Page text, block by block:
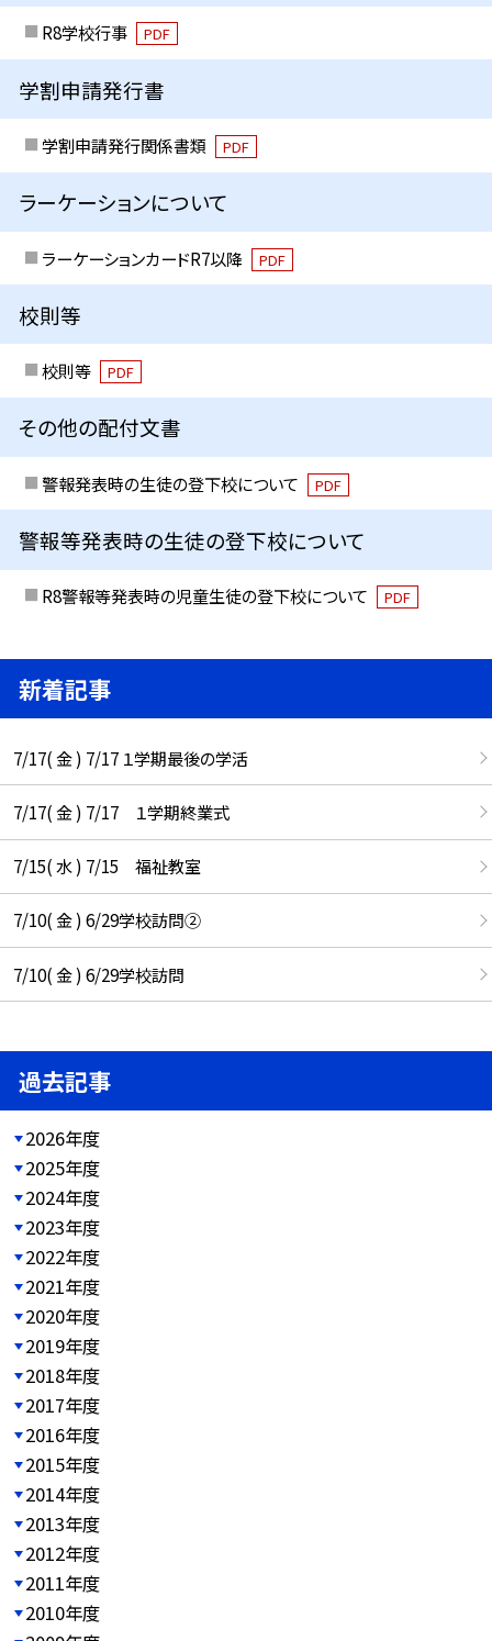
R8学校行事 PDF
学割申請発行書
学割申請発行関係書類 PDF
ラーケーションについて
ラーケーションカードR7以降 PDF
校則等
校則等 PDF
その他の配付文書
警報発表時の生徒の登下校について PDF
警報等発表時の生徒の登下校について
R8警報等発表時の児童生徒の登下校について PDF
新着記事
7/17( 金 ) 7/17 １学期最後の学活
7/17( 金 ) 7/17 １学期終業式
7/15( 水 ) 7/15 福祉教室
7/10( 金 ) 6/29学校訪問②
7/10( 金 ) 6/29学校訪問
過去記事
2026年度
2025年度
2024年度
2023年度
2022年度
2021年度
2020年度
2019年度
2018年度
2017年度
2016年度
2015年度
2014年度
2013年度
2012年度
2011年度
2010年度